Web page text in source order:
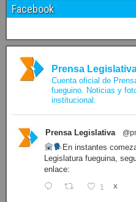
Facebook
Prensa
Cuenta oficial de
fueguino. Noticias y
institucional.
Prensa Legislativa
En instantes
Legislatura fueguina,
enlace:
1 X